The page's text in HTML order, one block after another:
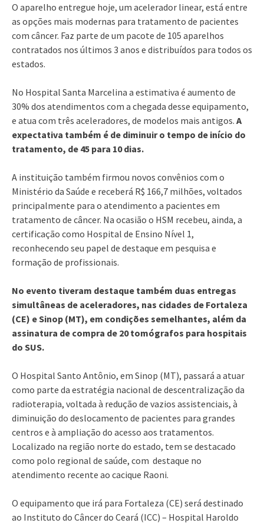
O aparelho entregue hoje, um acelerador linear, está entre
as opções mais modernas para tratamento de pacientes
com câncer. Faz parte de um pacote de 105 aparelhos
contratados nos últimos 3 anos e distribuídos para todos os
estados.
No Hospital Santa Marcelina a estimativa é aumento de
30% dos atendimentos com a chegada desse equipamento,
e atua com três aceleradores, de modelos mais antigos. A
expectativa também é de diminuir o tempo de início do
tratamento, de 45 para 10 dias.
A instituição também firmou novos convênios com o
Ministério da Saúde e receberá R$ 166,7 milhões, voltados
principalmente para o atendimento a pacientes em
tratamento de câncer. Na ocasião o HSM recebeu, ainda, a
certificação como Hospital de Ensino Nível 1,
reconhecendo seu papel de destaque em pesquisa e
formação de profissionais.
No evento tiveram destaque também duas entregas
simultâneas de aceleradores, nas cidades de Fortaleza
(CE) e Sinop (MT), em condições semelhantes, além da
assinatura de compra de 20 tomógrafos para hospitais
do SUS.
O Hospital Santo Antônio, em Sinop (MT), passará a atuar
como parte da estratégia nacional de descentralização da
radioterapia, voltada à redução de vazios assistenciais, à
diminuição do deslocamento de pacientes para grandes
centros e à ampliação do acesso aos tratamentos.
Localizado na região norte do estado, tem se destacado
como polo regional de saúde, com destaque no
atendimento recente ao cacique Raoni.
O equipamento que irá para Fortaleza (CE) será destinado
ao Instituto do Câncer do Ceará (ICC) – Hospital Haroldo